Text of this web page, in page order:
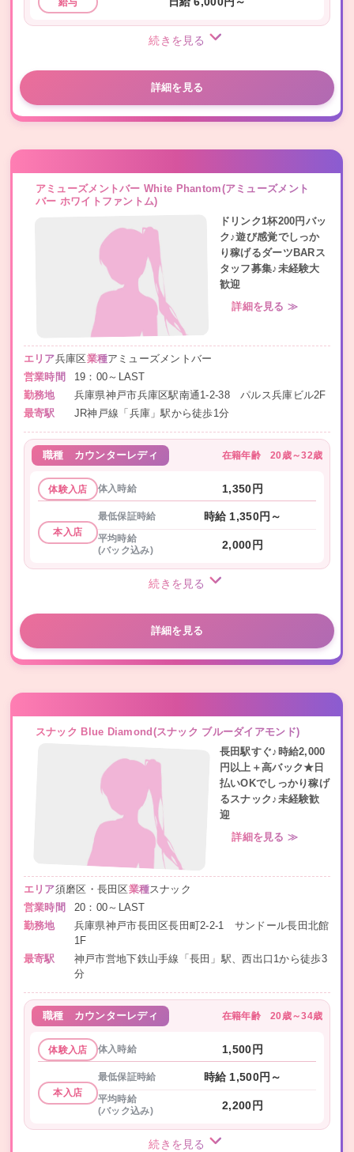
続きを見る
詳細を見る
アミューズメントバー White Phantom(アミューズメント
バー ホワイトファントム)
ドリンク1杯200円バッ
ク♪遊び感覚でしっか
り稼げるダーツBARス
タッフ募集♪未経験大
歓迎
詳細を見る ≫
エリア兵庫区 業種アミューズメントバー
営業時間
19：00～LAST
勤務地
兵庫県神戸市兵庫区駅南通1-2-38 パルス兵庫ビル2F
最寄駅
JR神戸線「兵庫」駅から徒歩1分
職種 カウンターレディ 在籍年齢20歳～32歳
体験入店 体入時給 1,350円
本入店
最低保証時給 時給 1,350円～
平均時給
(バック込み)
2,000円
続きを見る
詳細を見る
スナック Blue Diamond(スナック ブルーダイアモンド)
長田駅すぐ♪時給2,000
円以上＋高バック★日
払いOKでしっかり稼げ
るスナック♪未経験歓
迎
詳細を見る ≫
エリア須磨区・長田区 業種スナック
営業時間
20：00～LAST
勤務地
兵庫県神戸市長田区長田町2-2-1 サンドール長田北館
1F
最寄駅
神戸市営地下鉄山手線「長田」駅、西出口1から徒歩3
分
職種 カウンターレディ 在籍年齢20歳～34歳
体験入店 体入時給 1,500円
本入店
最低保証時給 時給 1,500円～
平均時給
(バック込み)
2,200円
続きを見る